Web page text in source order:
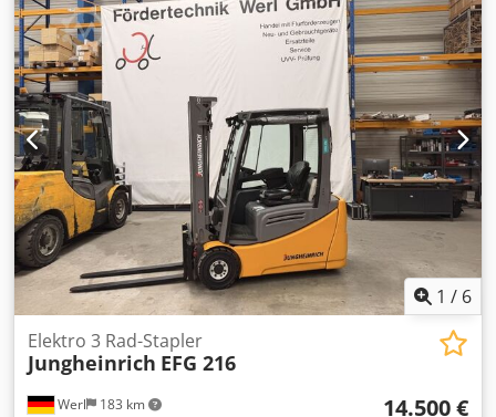
Stapler Fahrgestellnummer: 36BC00538 Masttyp: Triplex
Zustand: Neugerät Djdpfx Ahsvzzmpsyjkr Zustand
Technisch: Neu Bereifung vorne Typ: Superelastik
Bereifung hinten Typ: Superelastik Batterie Typ: Lithium-
Ionen Batterie Zustand: Neu Lastschutzgitter,
Seitenschieber, 4. Ventil, Arbeitsscheinwerfer hinten,
Arbeitsscheinwerfer vorn, Dachabdeckung, Frontscheibe,
Heizung, Lastschutzgitter, Vollkabine, Vollfreihub, Safety
Light, Lithium-Ionen Technologie, Innenspiegel,
Rundumleuchte, Scheibenwischer,
1 / 6
Werl 183 km
Elektro 3 Rad-Stapler
Jungheinrich EFG 216
14.500 €